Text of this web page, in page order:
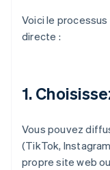
Voici le
directe :
1.
Vous pouvez
(TikTok,
propre site web